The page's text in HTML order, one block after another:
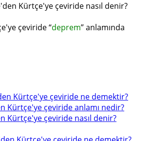
Kürtçe'ye çeviride nasıl denir?
çeviride “deprem” anlamında
Kürtçe'ye çeviride ne demektir?
Kürtçe'ye çeviride anlamı nedir?
Kürtçe'ye çeviride nasıl denir?